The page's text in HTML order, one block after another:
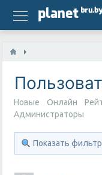
Блоги
Фото
Новости
Новые Онлайн
Администраторы
Показать фильтр